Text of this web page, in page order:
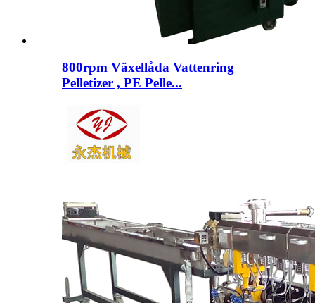
800rpm Växellåda Vattenring
Pelletizer , PE Pelle...